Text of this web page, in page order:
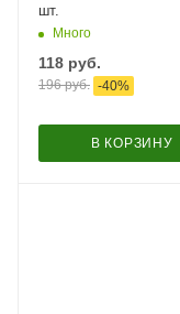
шт.
Много
118 руб.
196руб. -40%
В КОРЗИНУ